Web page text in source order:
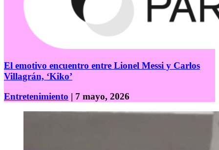
El emotivo encuentro entre Lionel Messi y Carlos
Villagrán, ‘Kiko’
Entretenimiento | 7 mayo, 2026